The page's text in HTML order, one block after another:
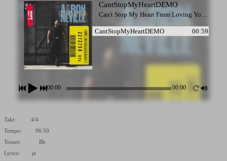
CantStopMyHeartDEMO
Can't Stop My Heart From Loving You - Aaron Neville
CantStopMyHeartDEMO 00:59
00:00 00:00
Takt: 4/4
Tempo: 96.50
Tonart: Bb
Lyrics: ja